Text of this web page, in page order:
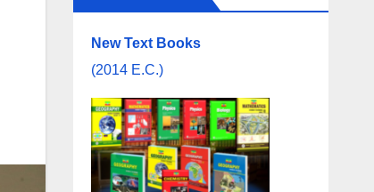
New Text Books
(2014 E.C.)